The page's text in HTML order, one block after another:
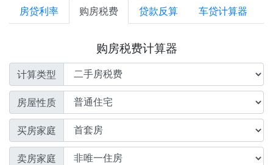
房贷利率 购房税费 贷款反算 车贷计算器
购房税费计算器
计算类型
房屋性质
买房家庭
卖房家庭